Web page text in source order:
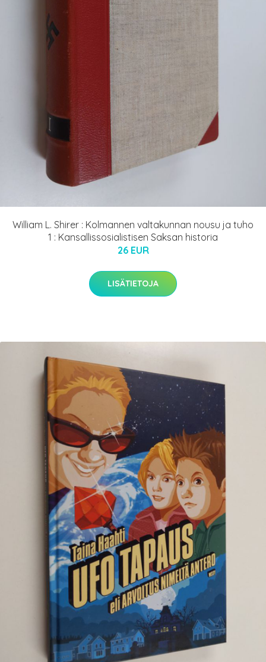
William L. Shirer : Kolmannen valtakunnan nousu ja tuho
1 : Kansallissosialistisen Saksan historia
26 EUR
LISÄTIETOJA